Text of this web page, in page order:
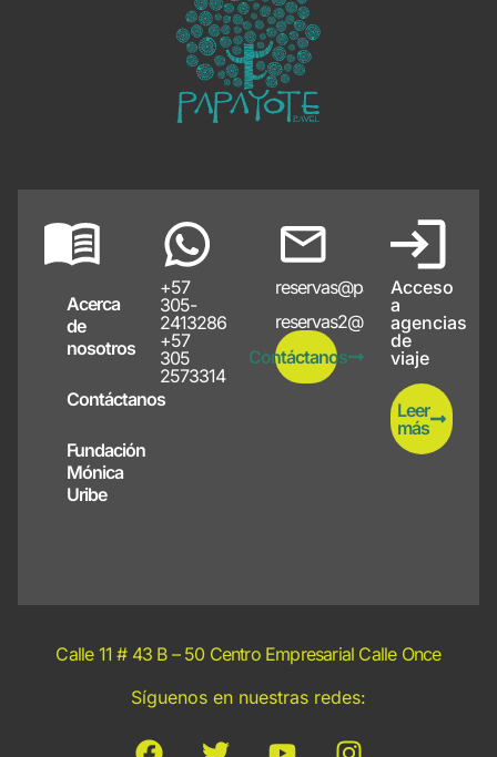
Acerca
de
nosotros
Contáctanos
Fundación
Mónica
Uribe
+57
305-
2413286
+57
305
2573314
reservas@papayote.com
reservas2@papayote.com
Contáctanos
Acceso
a
agencias
de
viaje
Leer
más
Calle 11 # 43 B – 50 Centro Empresarial Calle Once
Síguenos en nuestras redes: